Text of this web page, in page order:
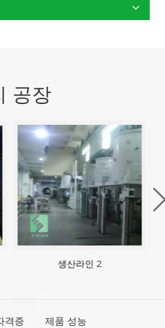
공장
생산라인 2
격증 제품 성능